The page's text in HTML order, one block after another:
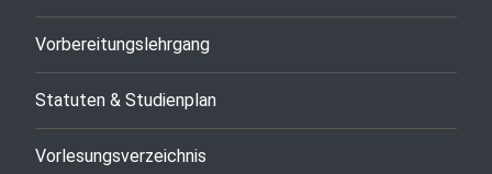
Vorbereitungslehrgang
Statuten & Studienplan
Vorlesungsverzeichnis